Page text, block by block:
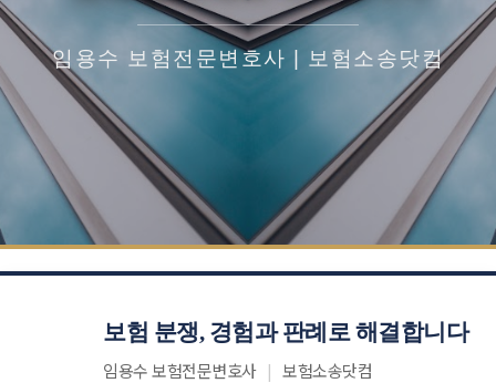
임용수 보험전문변호사 | 보험소송닷컴
보험 분쟁, 경험과 판례로 해결합니다
임용수 보험전문변호사 | 보험소송닷컴